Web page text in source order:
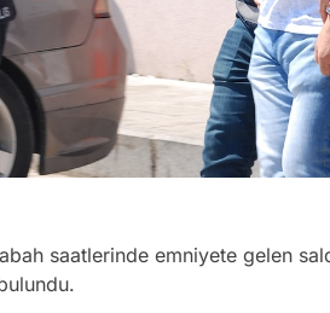
saatlerinde emniyete gelen